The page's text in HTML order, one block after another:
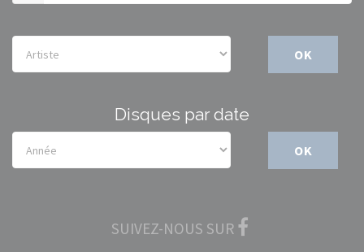
OK
Disques par date
OK
SUIVEZ-NOUS SUR